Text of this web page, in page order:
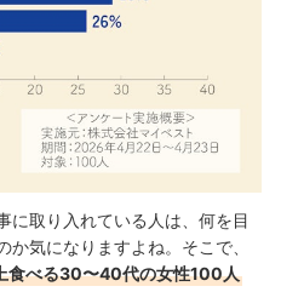
に取り入れている人は、何を目
気になりますよね。そこで、
食べる30〜40代の女性100人